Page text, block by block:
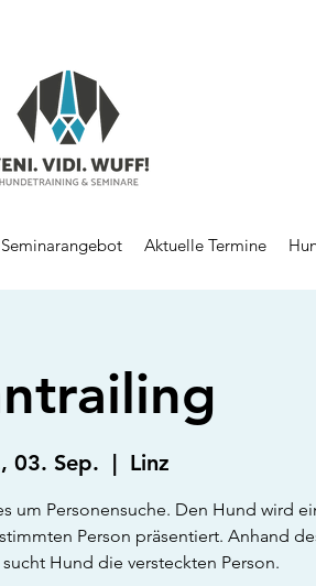
Seminarangebot Aktuelle Termine
03. Sep.
  |
Linz
um Personensuche. Den Hund wird
Person präsentiert. Anhand
Hund die versteckten Person.